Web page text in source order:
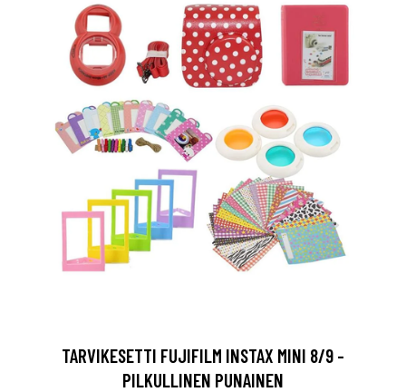
TARVIKESETTI FUJIFILM INSTAX MINI 8/9 -
PILKULLINEN PUNAINEN